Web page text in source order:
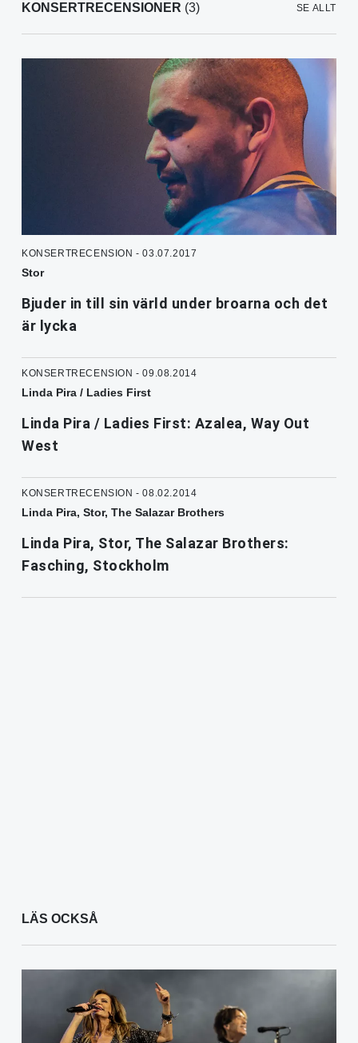
KONSERTRECENSIONER (3) SE ALLT
KONSERTRECENSION - 03.07.2017
Stor
Bjuder in till sin värld under broarna och det
är lycka
KONSERTRECENSION - 09.08.2014
Linda Pira / Ladies First
Linda Pira / Ladies First: Azalea, Way Out
West
KONSERTRECENSION - 08.02.2014
Linda Pira, Stor, The Salazar Brothers
Linda Pira, Stor, The Salazar Brothers:
Fasching, Stockholm
LÄS OCKSÅ